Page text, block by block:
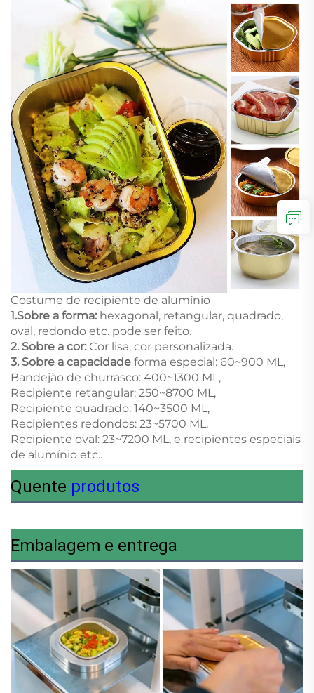
Costume de recipiente de alumínio
1.Sobre a forma: hexagonal, retangular, quadrado,
oval, redondo etc. pode ser feito.
2. Sobre a cor: Cor lisa, cor personalizada.
3. Sobre a capacidade forma especial: 60~900 ML,
Bandejão de churrasco: 400~1300 ML,
Recipiente retangular: 250~8700 ML,
Recipiente quadrado: 140~3500 ML,
Recipientes redondos: 23~5700 ML,
Recipiente oval: 23~7200 ML, e recipientes especiais
de alumínio etc..
Quente produtos
Embalagem e entrega